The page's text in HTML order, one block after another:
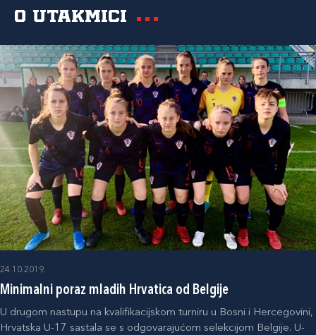
O utakmici
24.10.2019.
Minimalni poraz mladih Hrvatica od Belgije
U drugom nastupu na kvalifikacijskom turniru u Bosni i Hercegovini,
Hrvatska U-17 sastala se s odgovarajućom selekcijom Belgije. U-